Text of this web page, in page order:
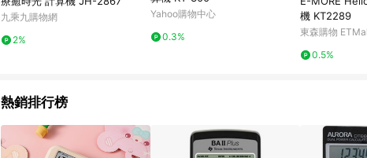
九乘九購物網
2%
Yahoo購物中心
0.3%
機 KT2289
東森購物
0.5%
熱銷排行榜